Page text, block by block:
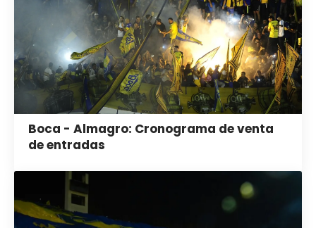
Boca - Almagro: Cronograma de venta
de entradas